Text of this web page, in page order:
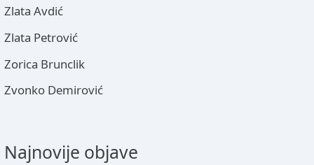
Zlata Avdić
Zlata Petrović
Zorica Brunclik
Zvonko Demirović
Najnovije objave